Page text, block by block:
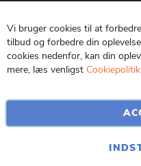
Vi bruger cookies til at
tilbud og forbedre din
cookies nedenfor, kan din
mere, læs venligst